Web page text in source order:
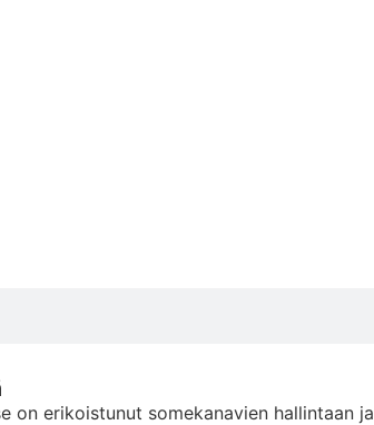
on erikoistunut somekanavien hallintaan ja